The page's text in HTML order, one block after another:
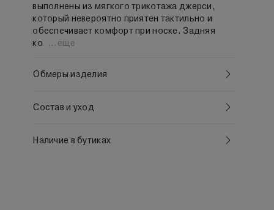
выполнены из мягкого трикотажа джерси,
который невероятно приятен тактильно и
обеспечивает комфорт при носке. Задняя
ко
... еще
Обмеры изделия
Состав и уход
Наличие в бутиках